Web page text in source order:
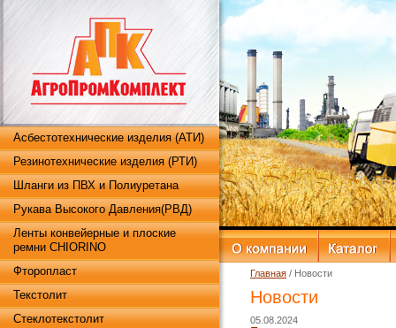
Асбестотехнические изделия (АТИ)
Резинотехнические изделия (РТИ)
Шланги из ПВХ и Полиуретана
Рукава Высокого Давления(РВД)
Ленты конвейерные и плоские
ремни CHIORINO
Фторопласт
Текстолит
Стеклотекстолит
Главная / Новости
Новости
05.08.2024